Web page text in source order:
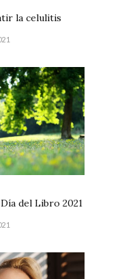
la celulitis
del Libro 2021